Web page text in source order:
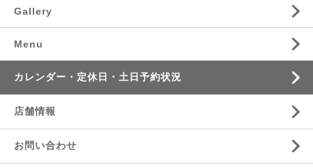
Gallery
Menu
カレンダー・定休日・土日予約状況
店舗情報
お問い合わせ